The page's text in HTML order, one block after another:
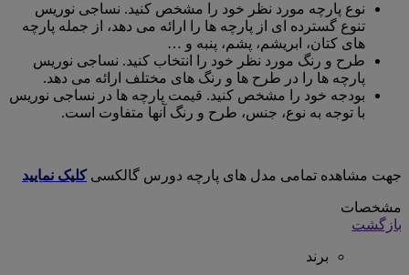
نوع پارچه مورد نظر خود را مشخص کنید. نساجی نوریس
تنوع گسترده ای از پارچه ها را ارائه می دهد، از جمله پارچه
های کتان، ابریشم، پشم، پنبه و …
طرح و رنگ مورد نظر خود را انتخاب کنید. نساجی نوریس
پارچه ها را در طرح ها و رنگ های مختلف ارائه می دهد.
بودجه خود را مشخص کنید. قیمت پارچه ها در نساجی نوریس
با توجه به نوع، جنس، طرح و رنگ آنها متفاوت است.
جهت مشاهده تمامی مدل های پارچه دورس گالکسیکلیک نمایید
مشخصات
بازگشت
برند